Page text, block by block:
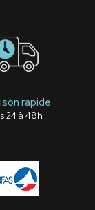
rapide
24 à 48h